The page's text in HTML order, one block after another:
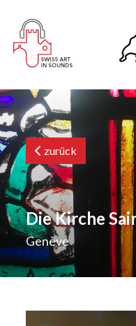
zurück
Die Kirche
Genève